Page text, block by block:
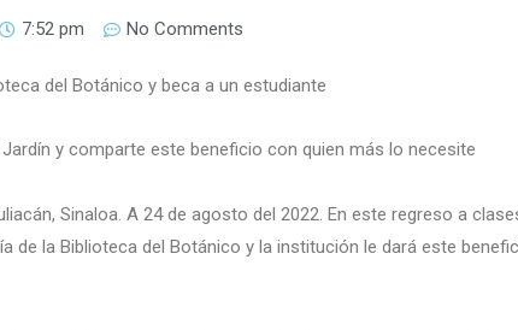
7:52 pm No Comments
del Botánico y beca a un estudiante
y comparte este beneficio con quien más lo necesite
Sinaloa. A 24 de agosto del 2022. En este regreso a
de la Biblioteca del Botánico y la institución le dará este